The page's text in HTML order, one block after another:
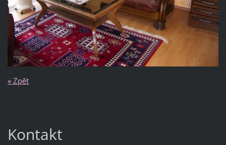
« Zpět
Kontakt